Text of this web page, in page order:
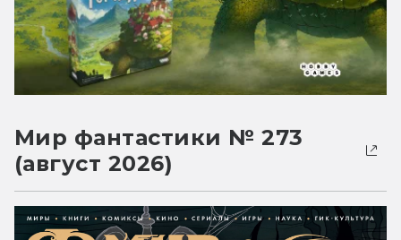
Мир фантастики № 273
(август 2026)